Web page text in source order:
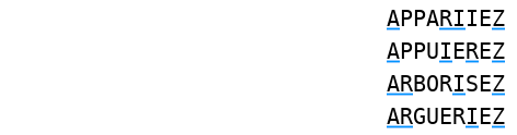
APPARIIEZ
APPUIEREZ
ARBORISEZ
ARGUERIEZ